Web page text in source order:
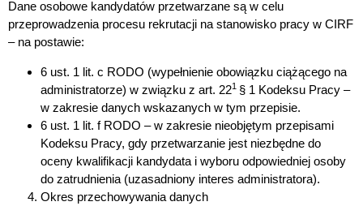
Dane osobowe kandydatów przetwarzane są w celu
przeprowadzenia procesu rekrutacji na stanowisko pracy w CIRF
– na postawie:
6 ust. 1 lit. c RODO (wypełnienie obowiązku ciążącego na
administratorze) w związku z art. 221 § 1 Kodeksu Pracy –
w zakresie danych wskazanych w tym przepisie.
6 ust. 1 lit. f RODO – w zakresie nieobjętym przepisami
Kodeksu Pracy, gdy przetwarzanie jest niezbędne do
oceny kwalifikacji kandydata i wyboru odpowiedniej osoby
do zatrudnienia (uzasadniony interes administratora).
Okres przechowywania danych